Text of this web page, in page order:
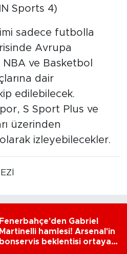
Sports 4)
sadece futbolla
Avrupa
NBA ve Basketbol
dair
edilebilecek.
S Sport Plus ve
üzerinden
izleyebilecekler.
Fenerbahçe'den Gabriel
Martinelli hamlesi! Arsenal'in
bonservis beklentisi ortaya